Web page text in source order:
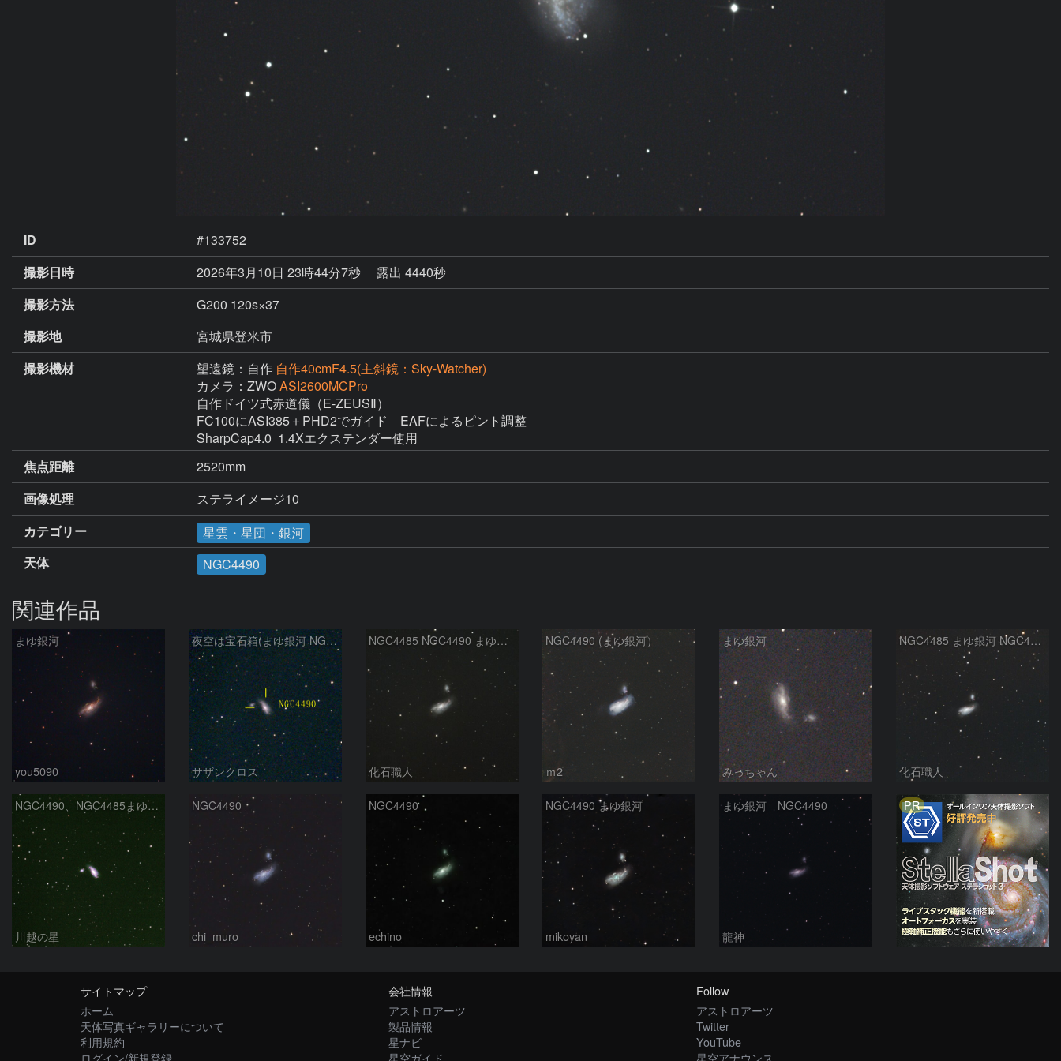
ID
#133752
撮影日時
2026年3月10日 23時44分7秒
露出 4440秒
撮影方法
G200 120s×37
撮影地
宮城県登米市
撮影機材
望遠鏡：自作 自作40cmF4.5(主斜鏡：Sky-Watcher)
カメラ：ZWOASI2600MCPro
自作ドイツ式赤道儀（E-ZEUSⅡ）
FC100にASI385＋PHD2でガイド　EAFによるピント調整
SharpCap4.0  1.4Xエクステンダー使用
焦点距離
2520mm
画像処理
カテゴリー
星雲・星団・銀河
天体
NGC4490
関連作品
まゆ銀河
you5090
夜空は宝石箱(まゆ銀河 NGC4490) Seestar50
サザンクロス
NGC4485 NGC4490 まゆ銀河 りょうけん座
化石職人
NGC4490 (まゆ銀河）
ｍ2
まゆ銀河
みっちゃん
NGC4485 まゆ銀河 NGC4490 りょうけん座
化石職人
NGC4490、NGC4485まゆ銀河
川越の星
NGC4490
chi_muro
NGC4490
echino
NGC4490 まゆ銀河
mikoyan
まゆ銀河 NGC4490
龍神
PR
サイトマップ
ホーム
天体写真ギャラリーについて
利用規約
会社情報
アストロアーツ
製品情報
星ナビ
Follow
アストロアーツ
Twitter
YouTube